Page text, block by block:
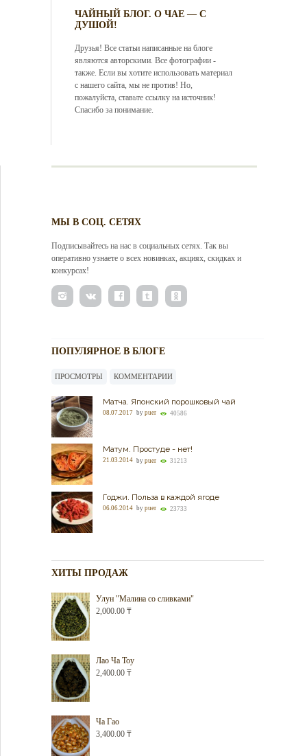
ЧАЙНЫЙ БЛОГ. О ЧАЕ — С
ДУШОЙ!
Друзья! Все статьи написанные на блоге
являются авторскими. Все фотографии -
также. Если вы хотите использовать материал
с нашего сайта, мы не против! Но,
пожалуйста, ставьте ссылку на источник!
Спасибо за понимание.
МЫ В СОЦ. СЕТЯХ
Подписывайтесь на нас в социальных сетях. Так вы
оперативно узнаете о всех новинках, акциях, скидках и
конкурсах!
ПОПУЛЯРНОЕ В БЛОГЕ
ПРОСМОТРЫ КОММЕНТАРИИ
Матча. Японский порошковый чай
08.07.2017 by puer 40586
Матум. Простуде - нет!
21.03.2014 by puer 31213
Годжи. Польза в каждой ягоде
06.06.2014 by puer 23733
ХИТЫ ПРОДАЖ
Улун "Малина со сливками"
2,000.00 ₸
Лао Ча Тоу
2,400.00 ₸
Ча Гао
3,400.00 ₸